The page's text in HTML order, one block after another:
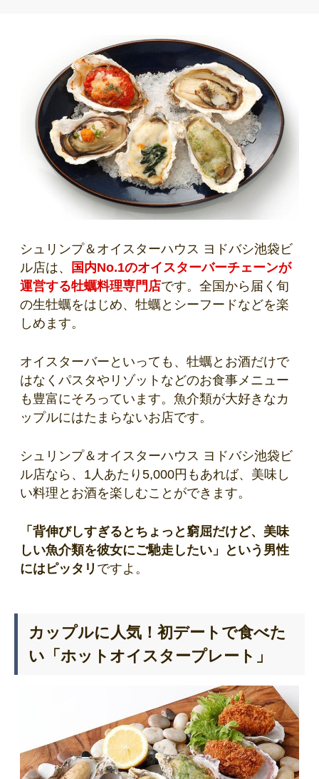
シュリンプ＆オイスターハウス ヨドバシ池袋ビ
ル店は、
国内No.1のオイスターバーチェーンが
運営する牡蠣料理専門店です。全国から届く旬
の生牡蠣をはじめ、牡蠣とシーフードなどを楽
しめます。
オイスターバーといっても、牡蠣とお酒だけで
はなくパスタやリゾットなどのお食事メニュー
も豊富にそろっています。魚介類が大好きなカ
ップルにはたまらないお店です。
シュリンプ＆オイスターハウス ヨドバシ池袋ビ
ル店なら、1人あたり5,000円もあれば、美味し
い料理とお酒を楽しむことができます。
「背伸びしすぎるとちょっと窮屈だけど、美味
しい魚介類を彼女にご馳走したい」という男性
にはピッタリ ですよ。
カップルに人気！初デートで食べた
い「ホットオイスタープレート」